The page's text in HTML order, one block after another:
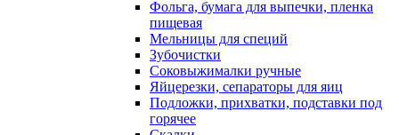
Фольга, бумага для выпечки, пленка
пищевая
Мельницы для специй
Зубочистки
Соковыжималки ручные
Яйцерезки, сепараторы для яиц
Подложки, прихватки, подставки под
горячее